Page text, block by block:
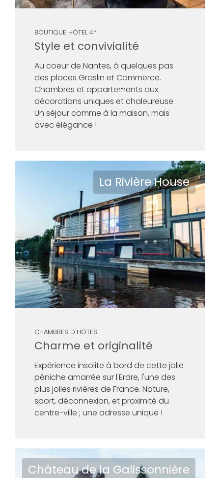
BOUTIQUE HÔTEL 4*
Style et convivialité
Au coeur de Nantes, à quelques pas
des places Graslin et Commerce.
Chambres et appartements aux
décorations uniques et chaleureuse.
Un séjour comme à la maison, mais
avec élégance !
La Rivière House
CHAMBRES D'HÔTES
Charme et originalité
Expérience insolite à bord de cette jolie
péniche amarrée sur l'Erdre, l'une des
plus jolies rivières de France. Nature,
sport, déconnexion, et proximité du
centre-ville ; une adresse unique !
Château de la Galissonnière